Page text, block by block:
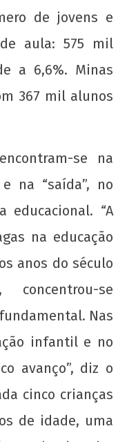
DA
do
de jovens e
aula: 575 mil
a 6,6%. Minas
367 mil alunos
se na
na “saída”, no
educacional. “A
na educação
anos do século
se
Nas
infantil e no
avanço”, diz o
cinco crianças
de idade, uma